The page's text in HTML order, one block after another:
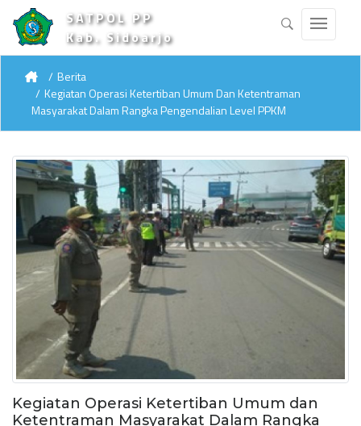
SATPOL PP
Kab. Sidoarjo
Berita
Kegiatan Operasi Ketertiban Umum Dan Ketentraman
Masyarakat Dalam Rangka Pengendalian Level PPKM
Kegiatan Operasi Ketertiban Umum dan
Ketentraman Masyarakat Dalam Rangka